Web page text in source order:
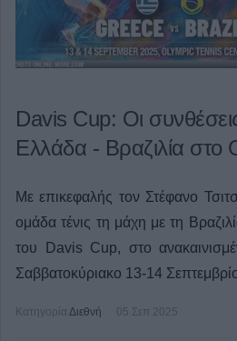
Davis Cup: Οι
Ελλάδα - Βραζιλία
Με επικεφαλής τον Στέφανο
ομάδα τένις τη μάχη με τη
του Davis Cup, στο
Σαββατοκύριακο 13-14
Κατηγορία Διεθνή 05 Σεπ 2025